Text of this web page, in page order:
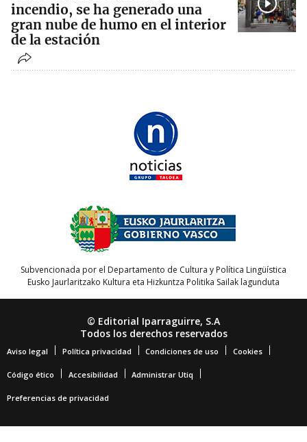
incendio, se ha generado una
gran nube de humo en el interior
de la estación
Subvencionada por el Departamento de Cultura y Política Lingüística
Eusko Jaurlaritzako Kultura eta Hizkuntza Politika Sailak lagunduta
© Editorial Iparraguirre, S.A
Todos los derechos reservados
Aviso legal Política privacidad Condiciones de uso Cookies
Código ético Accesibilidad Administrar Utiq
Preferencias de privacidad